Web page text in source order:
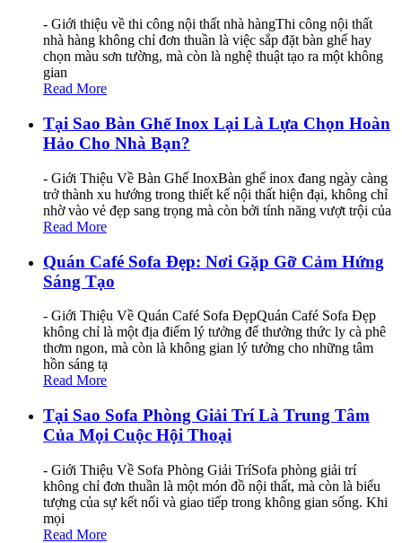
- Giới thiệu về thi công nội thất nhà hàngThi công nội thất
nhà hàng không chỉ đơn thuần là việc sắp đặt bàn ghế hay
chọn màu sơn tường, mà còn là nghệ thuật tạo ra một không
gian
Read More
Tại Sao Bàn Ghế Inox Lại Là Lựa Chọn Hoàn
Hảo Cho Nhà Bạn?
- Giới Thiệu Về Bàn Ghế InoxBàn ghế inox đang ngày càng
trở thành xu hướng trong thiết kế nội thất hiện đại, không chỉ
nhờ vào vẻ đẹp sang trọng mà còn bởi tính năng vượt trội của
Read More
Quán Café Sofa Đẹp: Nơi Gặp Gỡ Cảm Hứng
Sáng Tạo
- Giới Thiệu Về Quán Café Sofa ĐẹpQuán Café Sofa Đẹp
không chỉ là một địa điểm lý tưởng để thưởng thức ly cà phê
thơm ngon, mà còn là không gian lý tưởng cho những tâm
hồn sáng tạ
Read More
Tại Sao Sofa Phòng Giải Trí Là Trung Tâm
Của Mọi Cuộc Hội Thoại
- Giới Thiệu Về Sofa Phòng Giải TríSofa phòng giải trí
không chỉ đơn thuần là một món đồ nội thất, mà còn là biểu
tượng của sự kết nối và giao tiếp trong không gian sống. Khi
mọi
Read More